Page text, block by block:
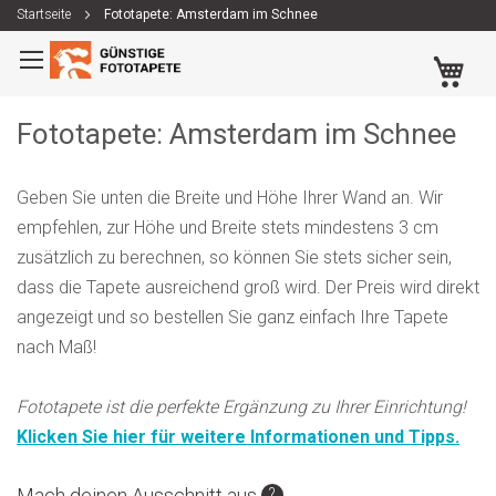
Startseite Fototapete: Amsterdam im Schnee
Zum
Inhalt
springen
Fototapete: Amsterdam im Schnee
Geben Sie unten die Breite und Höhe Ihrer Wand an. Wir
empfehlen, zur Höhe und Breite stets mindestens 3 cm
zusätzlich zu berechnen, so können Sie stets sicher sein,
dass die Tapete ausreichend groß wird. Der Preis wird direkt
angezeigt und so bestellen Sie ganz einfach Ihre Tapete
nach Maß!
Fototapete ist die perfekte Ergänzung zu Ihrer Einrichtung!
Klicken Sie hier für weitere Informationen und Tipps.